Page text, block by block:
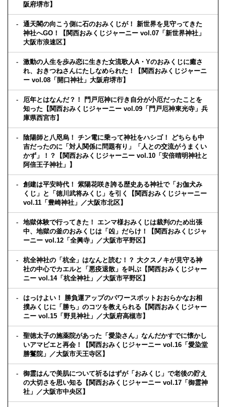
阪府堺市】
通天閣の向こう側に石のおみくじが！ 新世界を見守ってきた
神社へGO！【関西おみくじジャーニー vol.07「新世界神社」
大阪市浪速区】
激動の人生を歩み恋に生きた女流歌人A・Yのおみくじに癒さ
れ、おきつねさんにたしなめられた！【関西おみくじジャーニ
ー vol.08「開口神社」大阪府堺市】
厄年とはなんだ？！ 門戸厄神に行き自分が小厄だったことを
知った【関西おみくじジャーニー vol.09「門戸厄神東光寺」兵
庫県西宮市】
陰陽師と八咫烏！ チン電に乗って神社をハシゴ！ どちらも中
吉だったのに「対人関係に問題有り」「人との交流がうまくい
かず」！？【関西おみくじジャーニー vol.10「安倍晴明神社と
阿倍王子神社」】
創建は平安時代！ 紫陽花咲き誇る歴史ある神社で「お伽犬み
くじ」と「徳川武将みくじ」を引く【関西おみくじジャーニー
vol.11「豊崎神社」／大阪市北区】
地獄体験で行ってきた！ エンマ様おみくじは裁判のため出張
中、地獄の釜のおみくじは「凶」だらけ！【関西おみくじジャ
ーニー vol.12「全興寺」／大阪市平野区】
杭全神社の「杭全」はなんと読む！？ 大クスノキが見守る神
社の中心でカエルと「悪疫退散」を叫ぶ【関西おみくじジャー
ニー vol.14「杭全神社」／大阪市平野区】
はっけよい！ 勝負運アップのパワースポットおおらかなお相
撲みくじに「勝ち」のコツを教えられる【関西おみくじジャー
ニー vol.15「野見神社」／大阪府高槻市】
聖徳太子の施薬院があった「愛染さん」なんだかすでに懐かし
いアマビエと再会！【関西おみくじジャーニー vol.16「愛染堂
勝鬘院」／大阪市天王寺区】
御霊はんで美肌について祈るはずが「おみくじ」で老後の貯え
の大切さを思い知る【関西おみくじジャーニー vol.17「御霊神
社」／大阪市中央区】